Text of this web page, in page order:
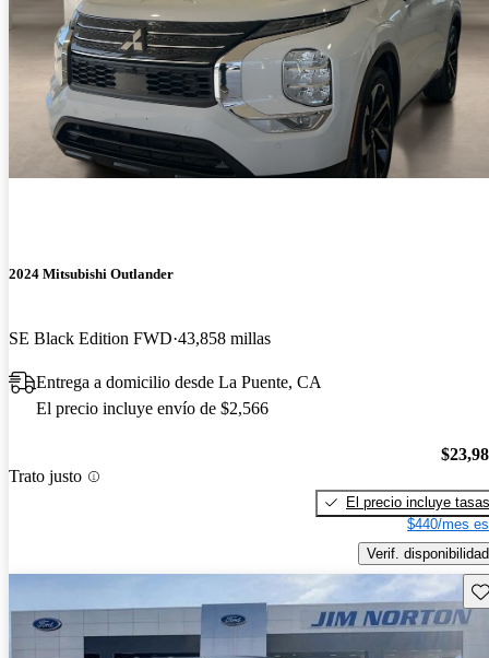
2024 Mitsubishi Outlander
SE Black Edition FWD 43,858 millas
Entrega a domicilio desde La Puente, CA
El precio incluye envío de $2,566
Trato justo
El precio incluye tasas
$440/mes
Verif. disponibilidad